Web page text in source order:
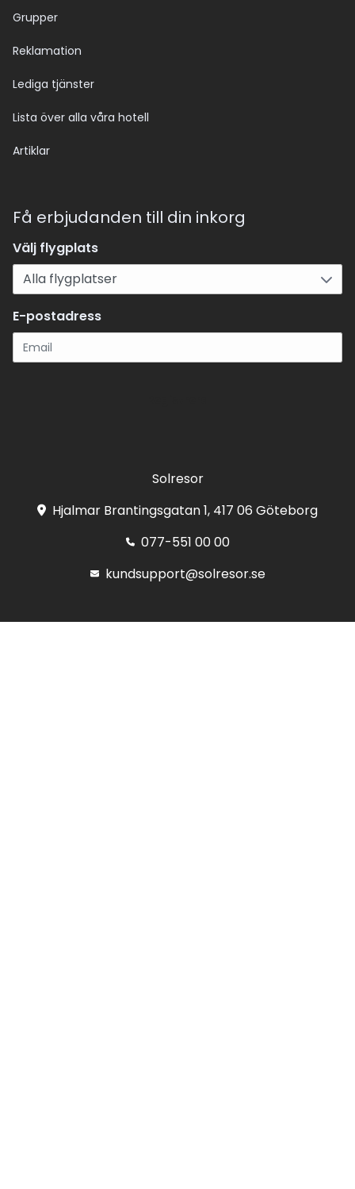
Grupper
Reklamation
Lediga tjänster
Lista över alla våra hotell
Artiklar
Få erbjudanden till din inkorg
Välj flygplats
E-postadress
Solresor
Hjalmar Brantingsgatan 1, 417 06 Göteborg
077-551 00 00
kundsupport@solresor.se